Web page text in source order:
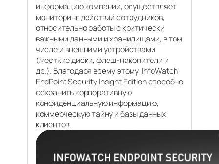
информацию компании, осуществляет
мониторинг действий сотрудников,
относительно работы с критически
важными данными и хранилищами, в том
числе и внешними устройствами
(жесткие диски, флеш-накопители и
др.). Благодаря всему этому, InfoWatch
EndPoint Security Insight Edition способно
сохранить корпоративную
конфиденциальную информацию,
коммерческую тайну и базы данных
клиентов.